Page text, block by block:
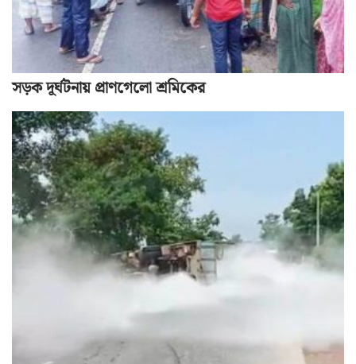
সড়ক দূর্ঘটনায় প্রাণগেলো শ্রমিকের